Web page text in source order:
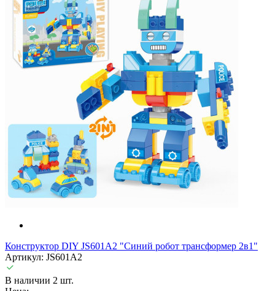
Конструктор DIY JS601A2 "Синий робот трансформер 2в1"
Артикул: JS601A2
В наличии 2 шт.